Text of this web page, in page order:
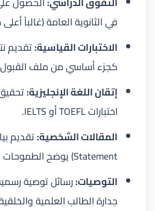
في الثانوية العامة (غالباً أعلى من
الاختبارات القياسية:
كجزء أساسي من ملف
إتقان اللغة الإنجليزية:
اختبارات TOEFL أو IELTS.
المقالات الشخصية:
Statement) يوضح الطموحات الأكاديمية والمهنية.
التوصيات:رسائل توصية
جدارة الطالب العلمية